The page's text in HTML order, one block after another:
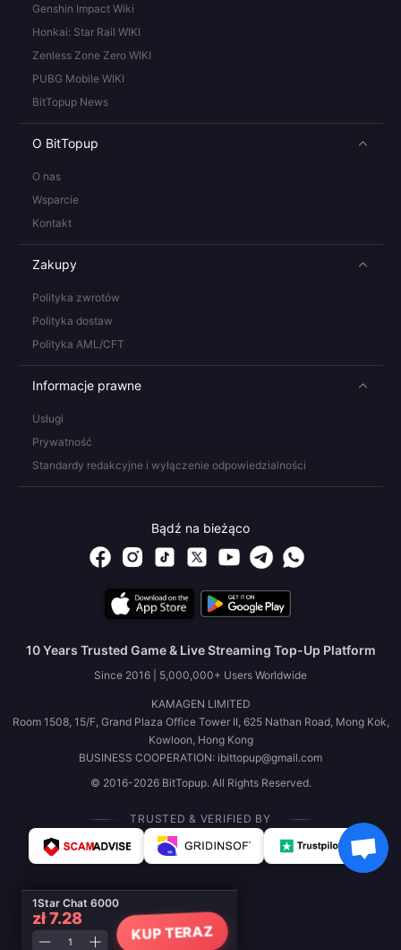
1Star Chat 6000
zł 7.28
KUP TERAZ
Genshin Impact Wiki
Honkai: Star Rail WIKI
Zenless Zone Zero WIKI
PUBG Mobile WIKI
BitTopup News
O BitTopup
O nas
Wsparcie
Kontakt
Zakupy
Polityka zwrotów
Polityka dostaw
Polityka AML/CFT
Informacje prawne
Usługi
Prywatność
Standardy redakcyjne i wyłączenie odpowiedzialności
Bądź na bieżąco
10 Years Trusted Game & Live Streaming Top-Up Platform
Since 2016 | 5,000,000+ Users Worldwide
KAMAGEN LIMITED
Room 1508, 15/F, Grand Plaza Office Tower II, 625 Nathan Road, Mong Kok,
Kowloon, Hong Kong
BUSINESS COOPERATION: ibittopup@gmail.com
© 2016-2026 BitTopup. All Rights Reserved.
TRUSTED & VERIFIED BY